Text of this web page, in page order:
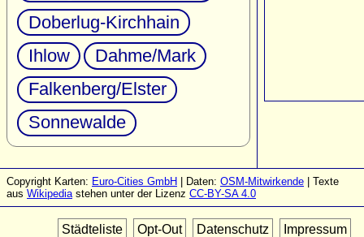
Doberlug-Kirchhain
Ihlow
Dahme/Mark
Falkenberg/Elster
Sonnewalde
Copyright Karten: Euro-Cities GmbH | Daten: OSM-Mitwirkende | Texte
aus Wikipediastehen unter der Lizenz CC-BY-SA 4.0
Städteliste Opt-Out Datenschutz Impressum